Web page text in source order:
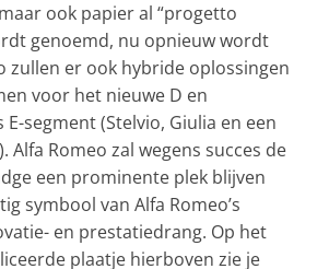
ook papier al “progetto
genoemd, nu opnieuw wordt
zullen er ook hybride oplossingen
voor het nieuwe D en
segment (Stelvio, Giulia en een
Alfa Romeo zal wegens succes de
een prominente plek blijven
symbool van Alfa Romeo’s
en prestatiedrang. Op het
plaatje hierboven zie je